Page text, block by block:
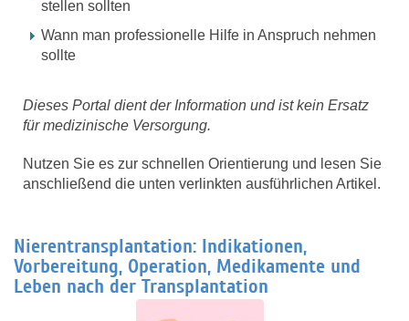
stellen sollten
Wann man professionelle Hilfe in Anspruch nehmen
sollte
Dieses Portal dient der Information und ist kein Ersatz
für medizinische Versorgung.
Nutzen Sie es zur schnellen Orientierung und lesen Sie
anschließend die unten verlinkten ausführlichen Artikel.
Nierentransplantation: Indikationen,
Vorbereitung, Operation, Medikamente und
Leben nach der Transplantation